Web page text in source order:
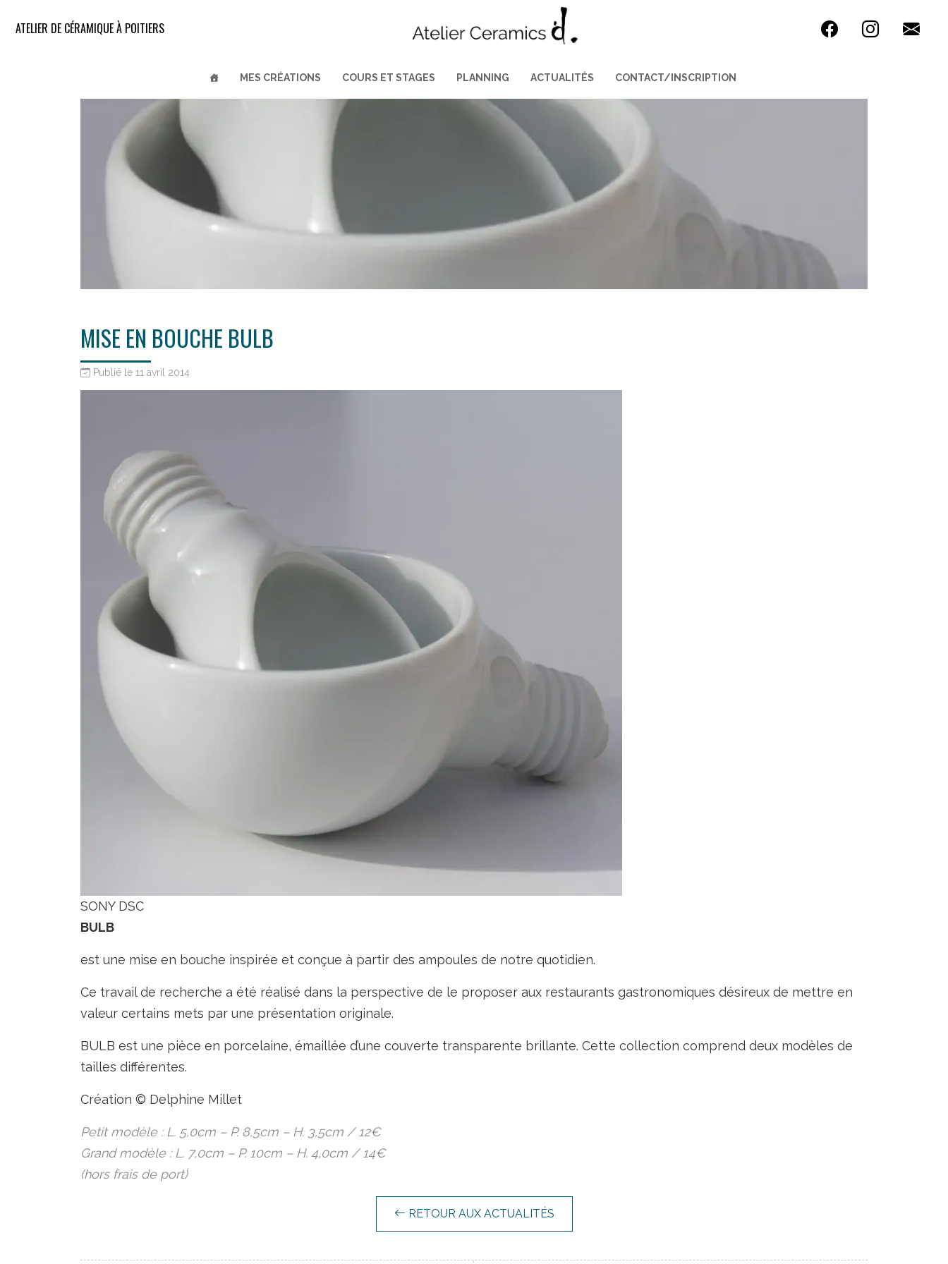
ATELIER DE CÉRAMIQUE À POITIERS
MES CRÉATIONS COURS ET STAGES PLANNING ACTUALITÉS CONTACT/INSCRIPTION
MISE EN BOUCHE BULB
Publié le 11 avril 2014
SONY DSC
BULB
est une mise en bouche inspirée et conçue à partir des ampoules de notre quotidien.
Ce travail de recherche a été réalisé dans la perspective de le proposer aux restaurants gastronomiques désireux de mettre en
valeur certains mets par une présentation originale.
BULB est une pièce en porcelaine, émaillée d’une couverte transparente brillante. Cette collection comprend deux modèles de
tailles différentes.
Création © Delphine Millet
Petit modèle : L. 5,0cm – P. 8,5cm – H. 3,5cm / 12€
Grand modèle : L. 7,0cm – P. 10cm – H. 4,0cm / 14€
(hors frais de port)
RETOUR AUX ACTUALITÉS